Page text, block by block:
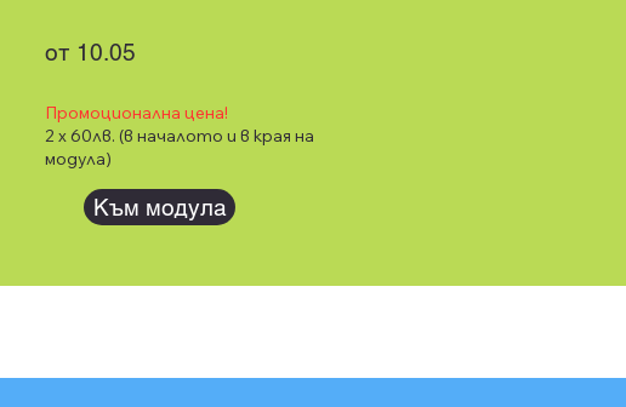
от 10.05
Промоционална цена!
2 x 60лв. (в началото и в края на
модула)
Към модула